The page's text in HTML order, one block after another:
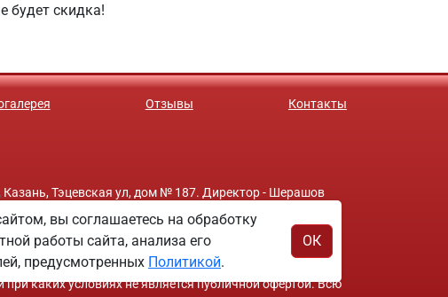
будет скидка!
Отзывы Контакты
Тэцевская ул, дом № 187. Директор - Шерашов
каких условиях не является публичной офертой. Всю
вы соглашаетесь на обработку
работы сайта, анализа его
предусмотренных Политикой.
ОК